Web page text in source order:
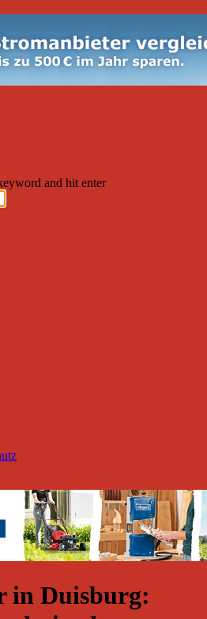
on Twitter Subscribe to RSS
and hit enter
Duisburg: